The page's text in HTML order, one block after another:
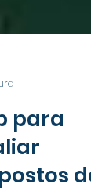
para